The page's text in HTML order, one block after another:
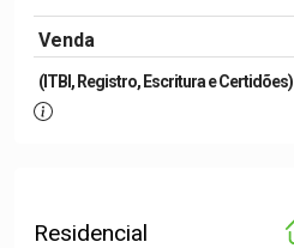
Venda
(ITBI, Registro, Escritura e Certidões)
Residencial